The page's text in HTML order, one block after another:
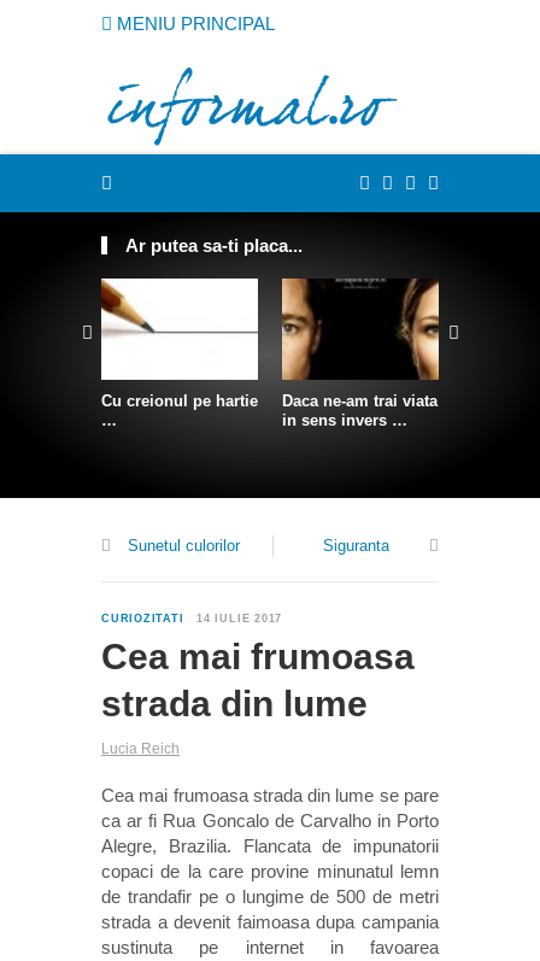
MENIU PRINCIPAL
Ar putea sa-ti placa...
Cu creionul pe hartie
…
Daca ne-am trai viata
in sens invers …
Sunetul culorilor Siguranta
CURIOZITATI 14 IULIE 2017
Cea mai frumoasa
strada din lume
Lucia Reich
Cea mai frumoasa strada din lume se pare
ca ar fi Rua Goncalo de Carvalho in Porto
Alegre, Brazilia. Flancata de impunatorii
copaci de la care provine minunatul lemn
de trandafir pe o lungime de 500 de metri
strada a devenit faimoasa dupa campania
sustinuta pe internet in favoarea